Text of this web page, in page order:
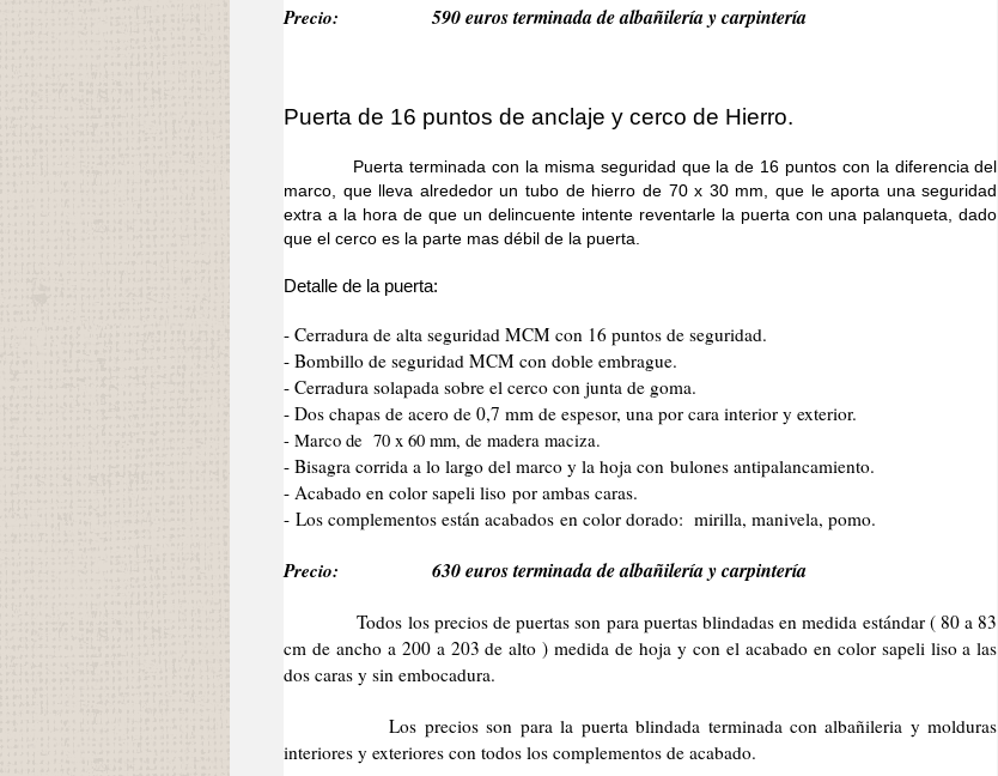
Precio: 590 euros terminada de albañilería y carpintería
Puerta de 16 puntos de anclaje y cerco de Hierro.
Puerta terminada con la misma seguridad que la de 16 puntos con la diferencia del
marco, que lleva alrededor un tubo de hierro de 70 x 30 mm, que le aporta una seguridad
extra a la hora de que un delincuente intente reventarle la puerta con una palanqueta, dado
que el cerco es la parte mas débil de la puerta.
Detalle de la puerta:
- Cerradura de alta seguridad MCM con 16 puntos de seguridad.
- Bombillo de seguridad MCM con doble embrague.
- Cerradura solapada sobre el cerco con junta de goma.
- Dos chapas de acero de 0,7 mm de espesor, una por cara interior y exterior.
- Marco de 70 x 60 mm, de madera maciza.
- Bisagra corrida a lo largo del marco y la hoja con bulones antipalancamiento.
- Acabado en color sapeli liso por ambas caras.
- Los complementos están acabados en color dorado: mirilla, manivela, pomo.
Precio: 630 euros terminada de albañilería y carpintería
Todos los precios de puertas son para puertas blindadas en medida estándar ( 80 a 83
cm de ancho a 200 a 203 de alto ) medida de hoja y con el acabado en color sapeli liso a las
dos caras y sin embocadura.
Los precios son para la puerta blindada terminada con albañileria y molduras
interiores y exteriores con todos los complementos de acabado.